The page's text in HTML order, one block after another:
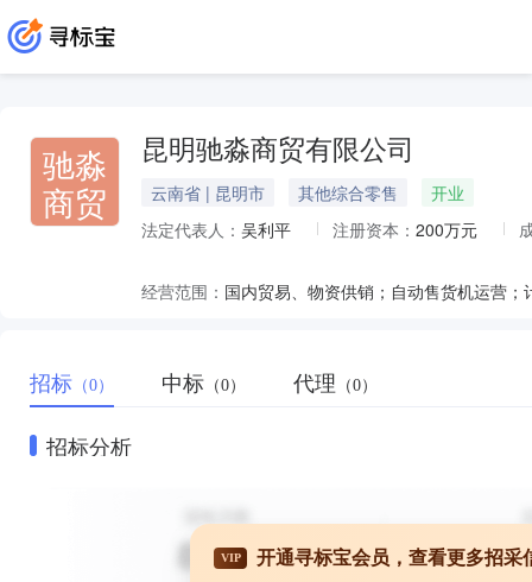
驰淼
商贸
昆明驰淼商贸有限公司
云南省 | 昆明市 其他综合零售
开业
法定代表人： 吴利平 注册资本： 200万元
经营范围：
招标 （0） 中标 （0） 代理 （0）
招标分析
VIP 开通寻标宝会员，查看更多招采